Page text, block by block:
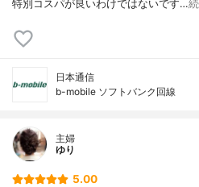
特別コスパが良いわけではないです…
日本通信
b-mobile ソフトバンク回線
主婦
ゆり
5.00